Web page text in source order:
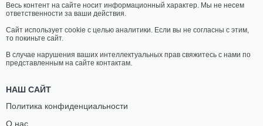
Весь контент на сайте носит информационный характер. Мы не несем
ответственности за ваши действия.
Сайт использует cookie с целью аналитики. Если вы не согласны с этим,
то покиньте сайт.
В случае нарушения ваших интеллектуальных прав свяжитесь с нами по
представленным на сайте контактам.
НАШ САЙТ
Политика конфиденциальности
О нас